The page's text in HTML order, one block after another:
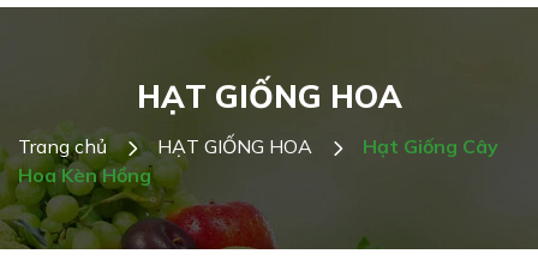
HẠT GIỐNG HOA
Trang chủ HẠT GIỐNG HOA
Hạt Giống Cây
Hoa Kèn Hồng